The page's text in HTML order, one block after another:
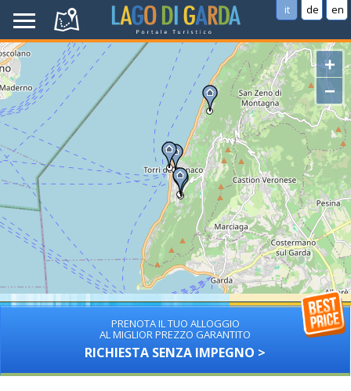
it de en
+
−
PRENOTA IL TUO ALLOGGIO
AL MIGLIOR PREZZO GARANTITO
RICHIESTA SENZA IMPEGNO >